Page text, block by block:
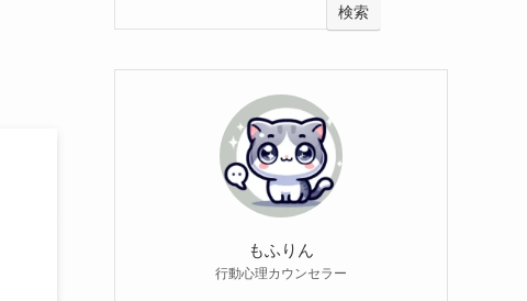
検索
もふりん
行動心理カウンセラー